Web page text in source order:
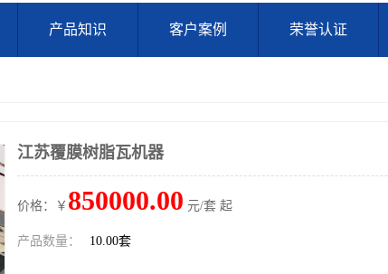
产品知识 客户案例 荣誉认证
江苏覆膜树脂瓦机器
价格：￥ 850000.00 元/套 起
产品数量： 10.00套